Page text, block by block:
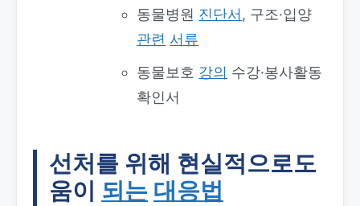
동물병원 진단서 , 구조·입양
관련 서류
동물보호 강의 수강·봉사활동
확인서
선처를 위해 현실적으로도
움이 되는 대응법